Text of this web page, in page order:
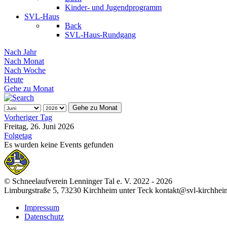
Kinder- und Jugendprogramm
SVL-Haus
Back
SVL-Haus-Rundgang
Nach Jahr
Nach Monat
Nach Woche
Heute
Gehe zu Monat
Gehe zu Monat
Vorheriger Tag
Freitag, 26. Juni 2026
Folgetag
Es wurden keine Events gefunden
© Schneelaufverein Lenninger Tal e. V. 2022 - 2026
Limburgstraße 5, 73230 Kirchheim unter Teck kontakt@svl-
Impressum
Datenschutz